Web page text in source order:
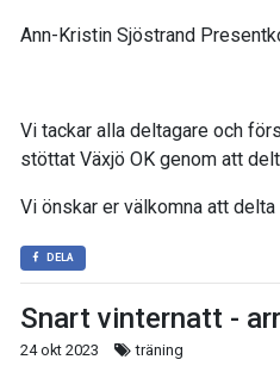
Ann-Kristin Sjöstrand
Vi tackar alla deltagare och
stöttat Växjö OK genom att
Vi önskar er välkomna att
DELA
Snart vinternatt -
24 okt 2023 träning